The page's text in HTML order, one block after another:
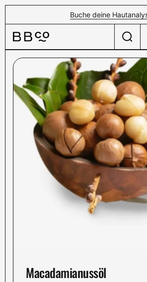
Buche deine
Macadamianussöl